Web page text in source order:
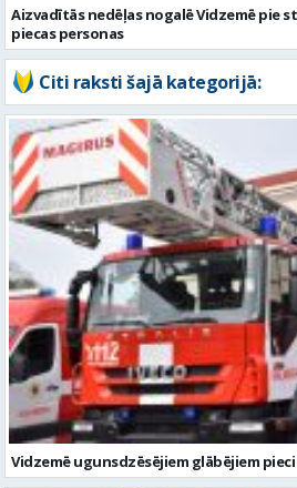
Aizvadītās nedēļas nogalē Vidzemē pie
piecas personas
Citi raksti šajā kategorijā:
Vidzemē ugunsdzēsējiem glābējiem